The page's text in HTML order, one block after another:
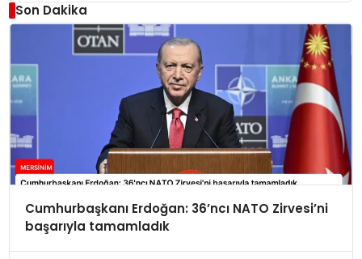
Son Dakika
Cumhurbaşkanı Erdoğan: 36’ncı NATO Zirvesi’ni
başarıyla tamamladık